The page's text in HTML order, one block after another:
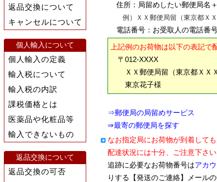
返品交換について
キャンセルについて
個人輸入について
個人輸入の定義
輸入税について
輸入税の内訳
課税価格とは
医薬品や化粧品等
輸入できないもの
返品交換について
返品交換の可否
住所：局留めしたい郵便局名
例）ＸＸ郵便局留（東京都ＸＸ
電話番号：お受取人の電話番
上記例のお荷物は以下の表記で
〒012-XXXX
ＸＸ郵便局留（東京都ＸＸ
東京花子様
⇒郵便局の局留めサービス
⇒最寄の郵便局を探す
なお指定局にお荷物が到着して
配達状況には十分、ご注意下さ
追跡に必要なお荷物番号はアカ
りする【発送のご連絡】メール